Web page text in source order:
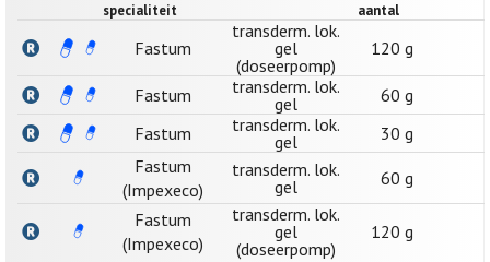
specialiteit aantal
Fastum
transderm. lok.
gel
(doseerpomp)
120 g
Fastum
transderm. lok.
gel
60 g
Fastum
transderm. lok.
gel
30 g
Fastum
(Impexeco)
transderm. lok.
gel
60 g
Fastum
(Impexeco)
transderm. lok.
gel
(doseerpomp)
120 g